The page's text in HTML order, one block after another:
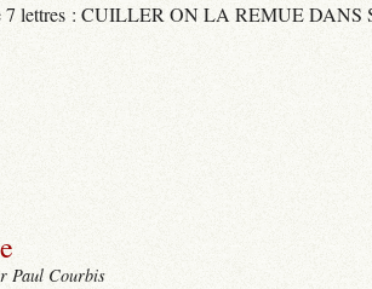
7 lettres : CUILLER ON LA REMUE DANS
Paul Courbis